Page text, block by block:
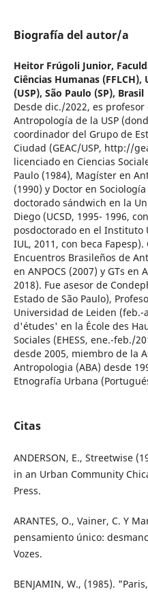
Biografía del autor/a
Heitor Frúgoli Junior,
Ciências Humanas
(USP), São Paulo (SP), Brasil
Desde dic./2022, es
Antropología de la USP
coordinador del Grupo de
Ciudad (GEAC/USP, http://
licenciado en Ciencias
Paulo (1984), Magíster en
(1990) y Doctor en
doctorado sándwich en la
Diego (UCSD, 1995- 1996,
posdoctorado en el Instituto
IUL, 2011, con beca
Encuentros Brasileños de
en ANPOCS (2007) y GTs en
2018). Fue asesor de
Estado de São Paulo),
Universidad de Leiden
d'études' en la École des
Sociales (EHESS, ene.-feb./
desde 2005, miembro de la
Antropologia (ABA) desde
Etnografía Urbana
Citas
ANDERSON, E., Streetwise
in an Urban Community
Press.
ARANTES, O., Vainer, C. Y
pensamiento único:
Vozes.
BENJAMIN, W., (1985).